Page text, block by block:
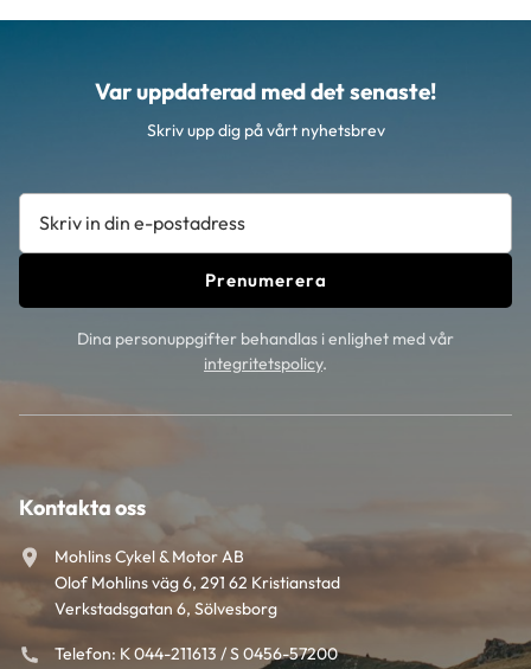
Var uppdaterad med det senaste!
Skriv upp dig på vårt nyhetsbrev
Prenumerera
Dina personuppgifter behandlas i enlighet med vår
integritetspolicy.
Kontakta oss
Mohlins Cykel & Motor AB
Olof Mohlins väg 6, 291 62 Kristianstad
Verkstadsgatan 6, Sölvesborg
Telefon: K 044-211613 / S 0456-57200